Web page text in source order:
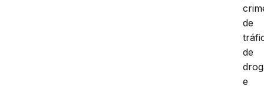
de
de
e